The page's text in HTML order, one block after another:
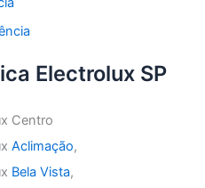
Electrolux SP
Centro
Aclimação,
Bela Vista,